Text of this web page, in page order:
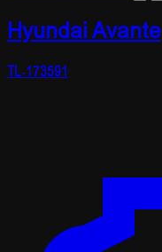
Hyundai Avante
TL-173591